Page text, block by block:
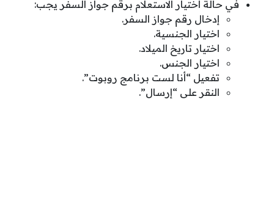
في حالة اختيار الاستعلام برقم جواز السفر يجب:
إدخال رقم جواز السفر.
اختيار الجنسية.
اختيار تاريخ الميلاد.
اختيار الجنس.
تفعيل “أنا لست برنامج روبوت”.
النقر على “إرسال”.